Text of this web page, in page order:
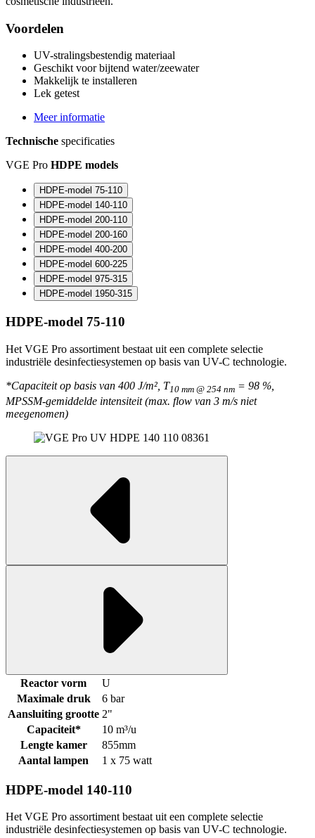
Voordelen
UV-stralingsbestendig materiaal
Geschikt voor bijtend water/zeewater
Makkelijk te installeren
Lek getest
Meer informatie
Technische specificaties
VGE Pro HDPE models
HDPE-model 75-110
HDPE-model 140-110
HDPE-model 200-110
HDPE-model 200-160
HDPE-model 400-200
HDPE-model 600-225
HDPE-model 975-315
HDPE-model 1950-315
HDPE-model 75-110
Het VGE Pro assortiment bestaat uit een complete selectie
industriële desinfectiesystemen op basis van UV-C technologie.
*Capaciteit op basis van 400 J/m², T10 mm @ 254 nm = 98 %,
MPSSM-gemiddelde intensiteit (max. flow van 3 m/s niet
meegenomen)
Reactor vorm
U
Maximale druk
6 bar
Aansluiting grootte 2"
Capaciteit*
10 m³/u
Lengte kamer
855mm
Aantal lampen
1 x 75 watt
HDPE-model 140-110
Het VGE Pro assortiment bestaat uit een complete selectie
industriële desinfectiesystemen op basis van UV-C technologie.